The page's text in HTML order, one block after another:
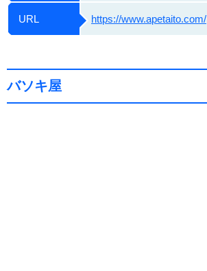
URL https://www.apetaito.com/
バソキ屋